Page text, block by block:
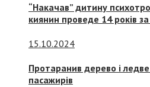
“Накачав” дитину
киянин проведе 14 років
15.10.2024
Протаранив дерево і
пасажирів